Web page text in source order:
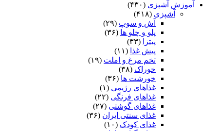
آموزش آشپزی (۴۳۰)
آشپزی (۴۱۸)
آش و سوپ (۲۹)
پلو و چلو ها (۳۶)
پیتزا
(۳۳)
پیش غذا (۱۱)
تخم مرغ و املت (۱۹)
خوراک (۳۸)
خورشت ها (۳۶)
غذاهای رژیمی (۱)
غذاهای فرنگی (۲۲)
غذاهای گوشتی (۲۷)
غذای سنتی ایران (۳۶)
غذای کودک (۱۰)